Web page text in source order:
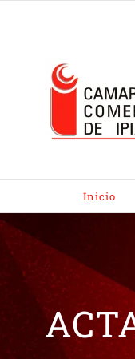
Inicio